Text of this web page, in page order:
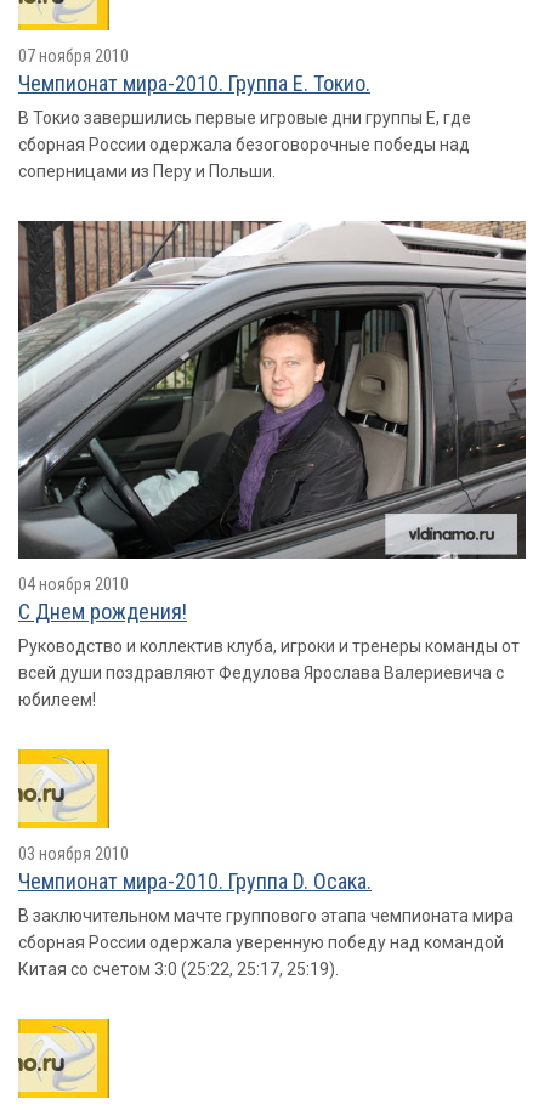
07 ноября 2010
Чемпионат мира-2010. Группа E. Токио.
В Токио завершились первые игровые дни группы Е, где
сборная России одержала безоговорочные победы над
соперницами из Перу и Польши.
04 ноября 2010
С Днем рождения!
Руководство и коллектив клуба, игроки и тренеры команды от
всей души поздравляют Федулова Ярослава Валериевича с
юбилеем!
03 ноября 2010
Чемпионат мира-2010. Группа D. Осака.
В заключительном мачте группового этапа чемпионата мира
сборная России одержала уверенную победу над командой
Китая со счетом 3:0 (25:22, 25:17, 25:19).